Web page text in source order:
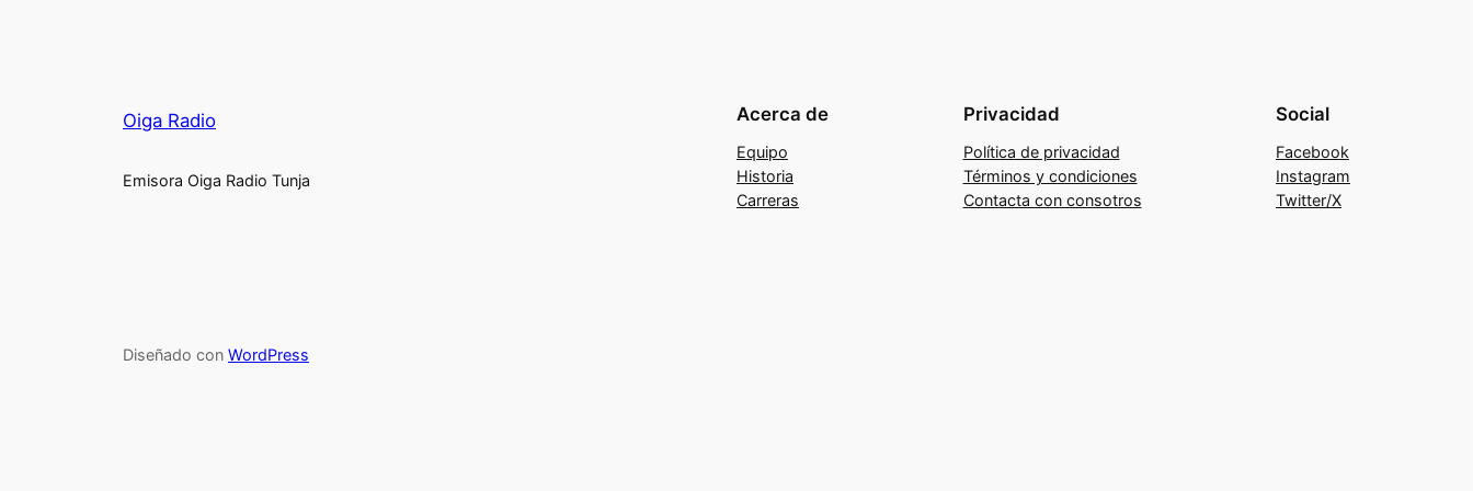
Oiga Radio
Emisora Oiga Radio Tunja
Acerca de
Equipo
Historia
Carreras
Privacidad
Política de privacidad
Términos y condiciones
Contacta con consotros
Social
Facebook
Instagram
Twitter/X
Diseñado con WordPress